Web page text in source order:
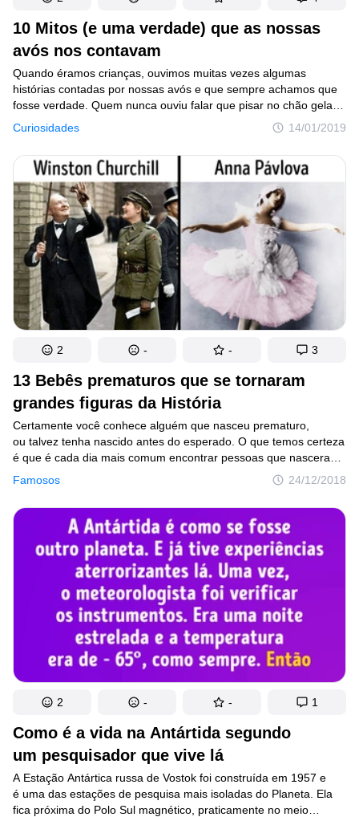
10 Mitos (e uma verdade) que as nossas
avós nos contavam
Curiosidades 14/01/2019
Quando éramos crianças, ouvimos muitas vezes algumas
histórias contadas por nossas avós e que sempre achamos que
fosse verdade. Quem nunca ouviu falar que pisar no chão gelado
descalço provocava gripe ou até pneumonia?
13 Bebês prematuros que se tornaram
grandes figuras da História
Famosos 24/12/2018
Certamente você conhece alguém que nasceu prematuro,
ou talvez tenha nascido antes do esperado. O que temos certeza
é que é cada dia mais comum encontrar pessoas que nasceram
antes do tempo previsto. Apesar disso, esse tipo de parto
é a principal causa de mortalidade neonatal e a segunda maior
causa de mortalidade infantil. Outros estudos, por sua vez, dizem
que quase metade da população prematura tende a ter sequelas
cognitivas. No entanto, a história nos deu exemplos do contrário,
já que existem grandes pensadores, músicos e artistas que
nasceram antes de sua época.
2 - - 3
Como é a vida na Antártida segundo
um pesquisador que vive lá
A Estação Antártica russa de Vostok foi construída em 1957 e
é uma das estações de pesquisa mais isoladas do Planeta. Ela
fica próxima do Polo Sul magnético, praticamente no meio
2 - - 1